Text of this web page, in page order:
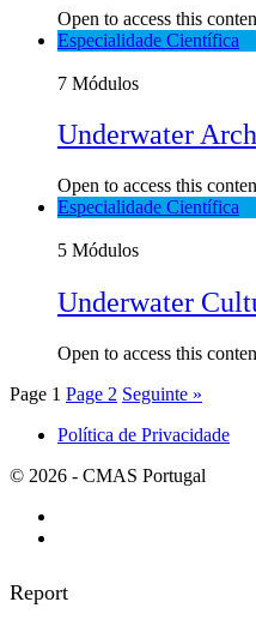
Open to access this
Especialidade Científica
7 Módulos
Underwater
Open to access this
Especialidade Científica
5 Módulos
Underwater
Open to access this
Page 1 Page 2 Seguinte »
Política de Privacidade
© 2026 - CMAS Portugal
Report